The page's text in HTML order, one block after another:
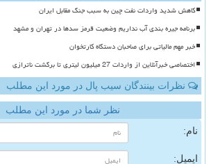
کاهش شدید واردات نفت چین به سبب جنگ مقابل ایران
برنامه جیره بندی آب نداریم وضعیت قرمز سدها در تهران و مشهد
خبر مهم مالیاتی برای صاحبان دستگاه کارتخوان
اختصاصی خبرآنلاین از واردات 27 میلیون لیتری تا برگشت ناترازی
نظرات بینندگان سیب پال در مورد این مطلب
نظر شما در مورد این مطلب
نام:
ایمیل: